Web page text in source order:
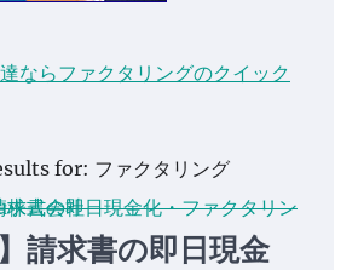
ならファクタリングのクイック
for: ファクタリング
請求書の即日現金